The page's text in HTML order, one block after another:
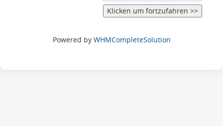
Powered by WHMCompleteSolution